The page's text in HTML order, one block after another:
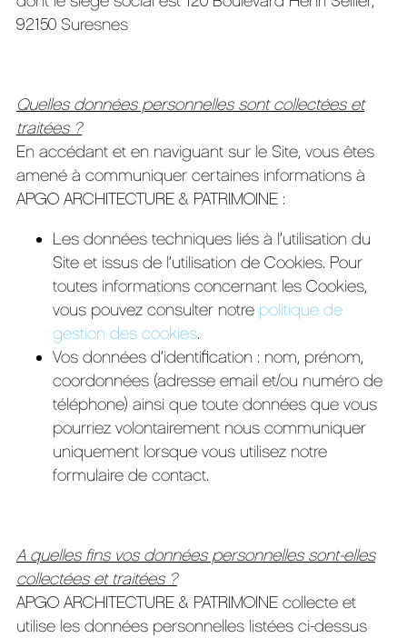
92150 Suresnes
Quelles données personnelles sont collectées et
traitées ?
En accédant et en naviguant sur le Site, vous êtes
amené à communiquer certaines informations à
APGO ARCHITECTURE & PATRIMOINE :
Les données techniques liés à l’utilisation du
Site et issus de l’utilisation de Cookies. Pour
toutes informations concernant les Cookies,
vous pouvez consulter notre politique de
gestion des cookies.
Vos données d’identification : nom, prénom,
coordonnées (adresse email et/ou numéro de
téléphone) ainsi que toute données que vous
pourriez volontairement nous communiquer
uniquement lorsque vous utilisez notre
formulaire de contact.
A quelles fins vos données personnelles sont-elles
collectées et traitées ?
APGO ARCHITECTURE & PATRIMOINE collecte et
utilise les données personnelles listées ci-dessus